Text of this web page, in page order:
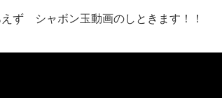
ず シャボン玉動画のしときます！！